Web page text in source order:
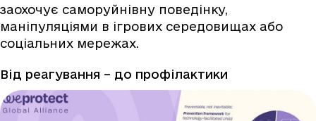
заохочує саморуйнівну поведінку,
маніпуляціями в ігрових середовищах або
соціальних мережах.
Від реагування – до профілактики